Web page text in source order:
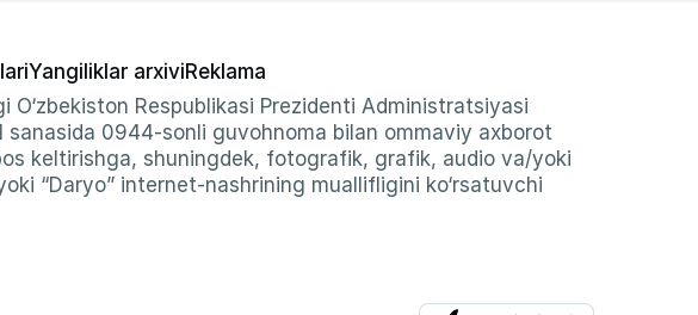
Yangiliklar arxiviReklama
Respublikasi Prezidenti Administratsiyasi
0944-sonli guvohnoma bilan ommaviy axborot
keltirishga, shuningdek, fotografik, grafik, audio va/yoki
“Daryo” internet-nashrining muallifligini ko‘rsatuvchi